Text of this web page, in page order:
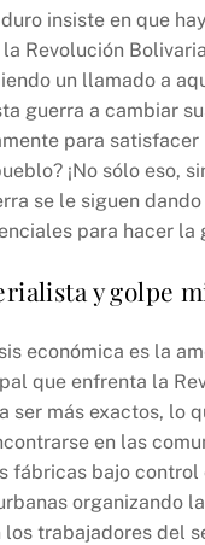
insiste en que
Revolución
un llamado a
guerra a cambiar
para satisfacer
¡No sólo eso,
se le siguen
para hacer la
y golpe
económica es la
que enfrenta la
ser más exactos, lo
en las
fábricas bajo control
organizando
los trabajadores del